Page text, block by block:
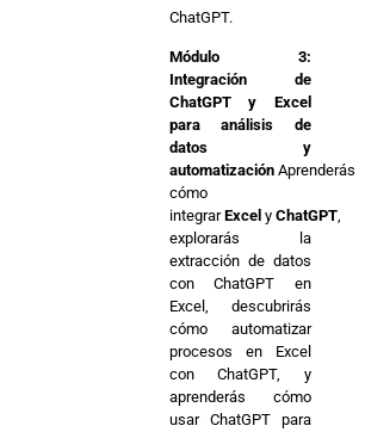
ChatGPT.
Módulo 3:
Integración de
ChatGPT y Excel
para análisis de
datos y
automatizaciónAprenderás
cómo
integrarExcel y ChatGPT,
explorarás la
extracción de datos
con ChatGPT en
Excel, descubrirás
cómo automatizar
procesos en Excel
con ChatGPT, y
aprenderás cómo
usar ChatGPT para